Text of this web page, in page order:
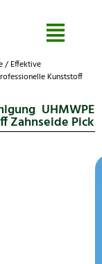
/ Effektive
Kunststoff
UHMWPE
Zahnseide Pick